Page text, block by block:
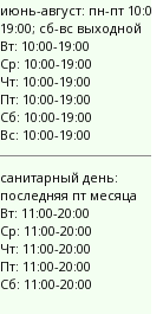
июнь-август: пн-пт 10:00-
19:00; сб-вс выходной
Вт: 10:00-19:00
Ср: 10:00-19:00
Чт: 10:00-19:00
Пт: 10:00-19:00
Сб: 10:00-19:00
Вс: 10:00-19:00
санитарный день:
последняя пт месяца
Вт: 11:00-20:00
Ср: 11:00-20:00
Чт: 11:00-20:00
Пт: 11:00-20:00
Сб: 11:00-20:00